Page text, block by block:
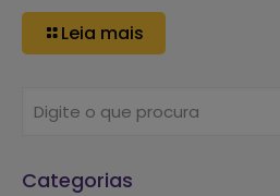
Leia mais
Categorias